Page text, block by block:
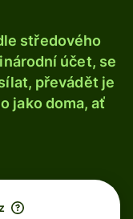
středového
účet, se
převádět je
jako doma, ať